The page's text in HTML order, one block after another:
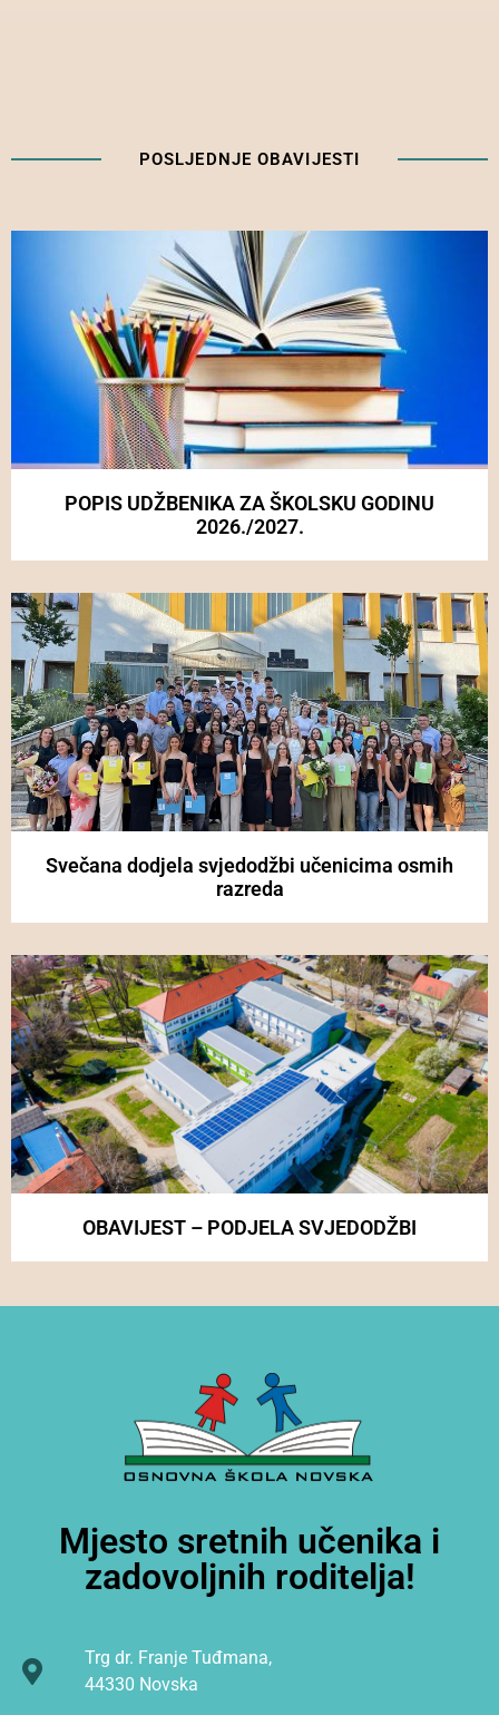
POSLJEDNJE OBAVIJESTI
POPIS UDŽBENIKA ZA ŠKOLSKU GODINU
2026./2027.
Svečana dodjela svjedodžbi učenicima osmih
razreda
OBAVIJEST – PODJELA SVJEDODŽBI
Mjesto sretnih učenika i
zadovoljnih roditelja!
Trg dr. Franje Tuđmana,
44330 Novska